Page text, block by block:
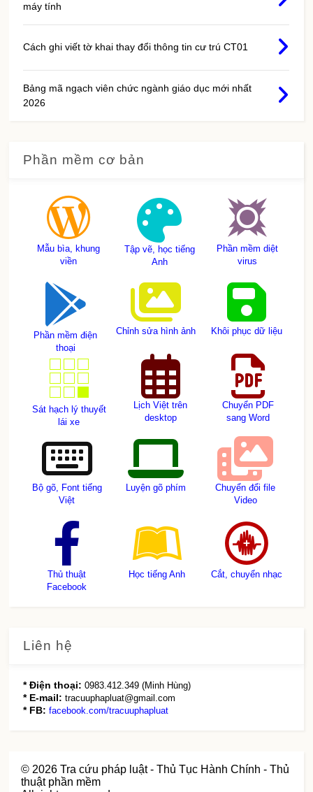
máy tính
Cách ghi viết tờ khai thay đổi thông tin cư trú CT01
Bảng mã ngạch viên chức ngành giáo dục mới nhất
2026
Phần mềm cơ bản
Mẫu bìa, khung
viền
Tập vẽ, học tiếng
Anh
Phần mềm diệt
virus
Phần mềm điện
thoại
Chỉnh sửa hình ảnh Khôi phục dữ liệu
Sát hạch lý thuyết
lái xe
Lịch Việt trên
desktop
Chuyển PDF
sang Word
Bộ gõ, Font tiếng
Việt
Luyện gõ phím
Chuyển đổi file
Video
Thủ thuật
Facebook
Học tiếng Anh Cắt, chuyển nhạc
Liên hệ
* Điện thoại:0983.412.349 (Minh Hùng)
* E-mail: tracuuphapluat@gmail.com
* FB:facebook.com/tracuuphapluat
© 2026 Tra cứu pháp luật - Thủ Tục Hành Chính - Thủ
thuật phần mềm